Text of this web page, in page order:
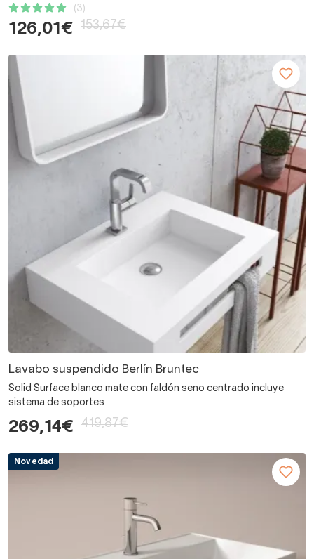
(3)
126,01€ 153,67€
Lavabo suspendido Berlín Bruntec
Solid Surface blanco mate con faldón seno centrado incluye
sistema de soportes
269,14€ 419,87€
Novedad